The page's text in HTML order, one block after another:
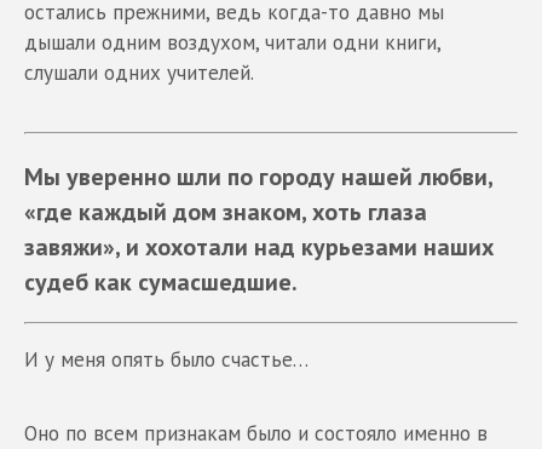
остались прежними, ведь когда-то давно мы
дышали одним воздухом, читали одни книги,
слушали одних учителей.
Мы уверенно шли по городу нашей любви,
«где каждый дом знаком, хоть глаза
завяжи», и хохотали над курьезами наших
судеб как сумасшедшие.
И у меня опять было счастье…
Оно по всем признакам было и состояло именно в